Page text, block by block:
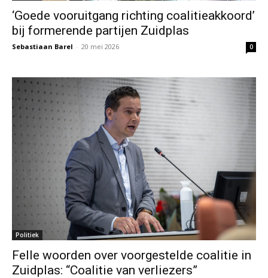
‘Goede vooruitgang richting coalitieakkoord’
bij formerende partijen Zuidplas
Sebastiaan Barel - 20 mei 2026 0
Politiek
Felle woorden over voorgestelde coalitie in
Zuidplas: “Coalitie van verliezers”